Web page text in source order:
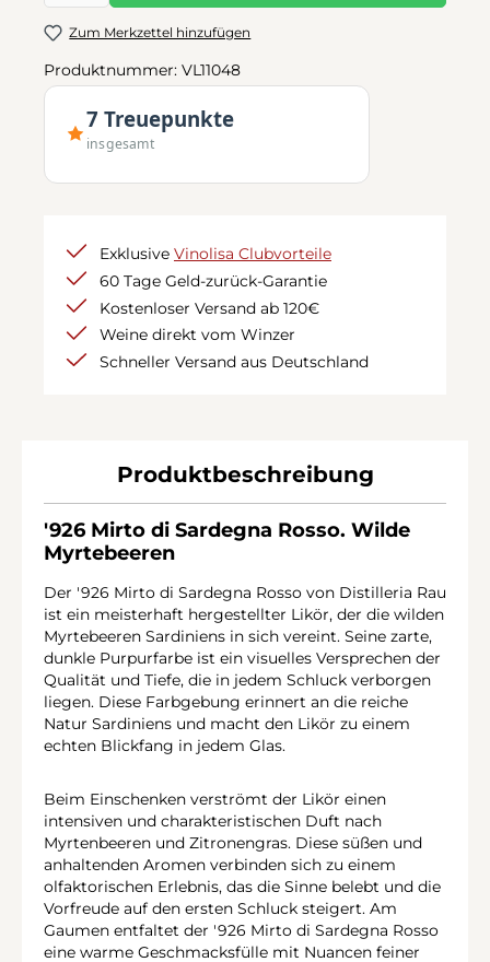
Zum Merkzettel hinzufügen
Produktnummer: VL11048
7 Treuepunkte
insgesamt
Exklusive Vinolisa Clubvorteile
60 Tage Geld-zurück-Garantie
Kostenloser Versand ab 120€
Weine direkt vom Winzer
Schneller Versand aus Deutschland
Produktbeschreibung
'926 Mirto di Sardegna Rosso. Wilde
Myrtebeeren
Der '926 Mirto di Sardegna Rosso von Distilleria Rau
ist ein meisterhaft hergestellter Likör, der die wilden
Myrtebeeren Sardiniens in sich vereint. Seine zarte,
dunkle Purpurfarbe ist ein visuelles Versprechen der
Qualität und Tiefe, die in jedem Schluck verborgen
liegen. Diese Farbgebung erinnert an die reiche
Natur Sardiniens und macht den Likör zu einem
echten Blickfang in jedem Glas.
Beim Einschenken verströmt der Likör einen
intensiven und charakteristischen Duft nach
Myrtenbeeren und Zitronengras. Diese süßen und
anhaltenden Aromen verbinden sich zu einem
olfaktorischen Erlebnis, das die Sinne belebt und die
Vorfreude auf den ersten Schluck steigert. Am
Gaumen entfaltet der '926 Mirto di Sardegna Rosso
eine warme Geschmacksfülle mit Nuancen feiner